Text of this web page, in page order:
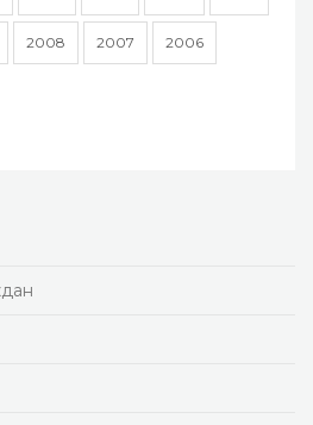
2008 2007 2006